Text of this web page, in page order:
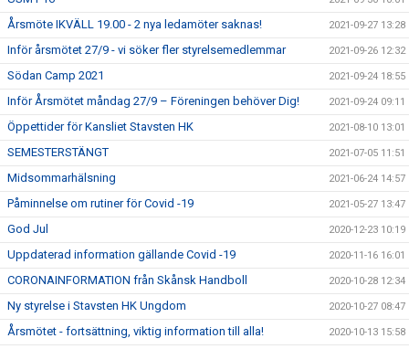
Årsmöte IKVÄLL 19.00 - 2 nya ledamöter saknas! 2021-09-27 13:28
Inför årsmötet 27/9 - vi söker fler styrelsemedlemmar 2021-09-26 12:32
Södan Camp 2021 2021-09-24 18:55
Inför Årsmötet måndag 27/9 – Föreningen behöver Dig! 2021-09-24 09:11
Öppettider för Kansliet Stavsten HK 2021-08-10 13:01
SEMESTERSTÄNGT 2021-07-05 11:51
Midsommarhälsning 2021-06-24 14:57
Påminnelse om rutiner för Covid -19 2021-05-27 13:47
God Jul 2020-12-23 10:19
Uppdaterad information gällande Covid -19 2020-11-16 16:01
CORONAINFORMATION från Skånsk Handboll 2020-10-28 12:34
Ny styrelse i Stavsten HK Ungdom 2020-10-27 08:47
Årsmötet - fortsättning, viktig information till alla! 2020-10-13 15:58